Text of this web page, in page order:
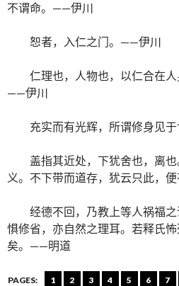
不谓命。——伊川
恕者，入仁之门。——伊川
仁理也，人物也，以仁合在人
——伊川
充实而有光辉，所谓修身见
盖指其近处，下犹舍也，离
义。不下带而道存，犹云只此，
经德不回，乃教上等人祸福
惧修省，亦自然之理耳。若释氏
矣。——明道
PAGES: 1 2 3 4 5 6 7